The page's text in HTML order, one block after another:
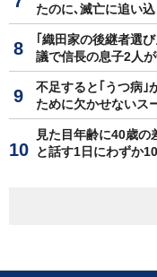
たのに､滅亡に追い
｢織田家の後継者選
議で信長の息子2人
不足すると｢うつ病｣
ために欠かせないス
見た目年齢に40歳
と話す1日にわずか